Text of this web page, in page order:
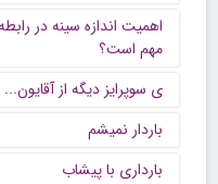
اهمیت اندازه سینه در
مهم است؟
ی سوپرایز دیگه از آقایون...
باردار نمیشم
بارداری با پیشاب